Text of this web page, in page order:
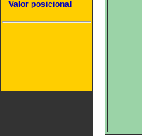
Valor posicional